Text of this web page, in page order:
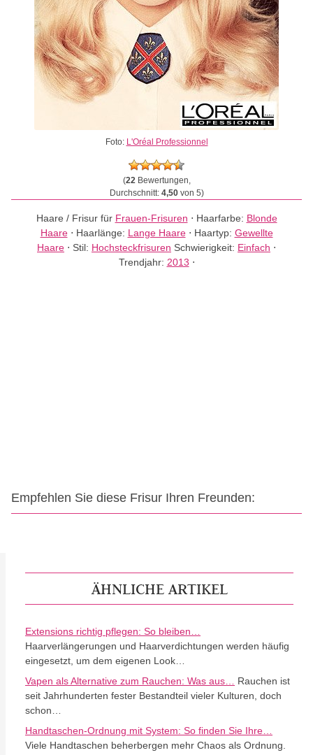
Foto: L'Oréal Professionnel
(22Bewertungen,
Durchschnitt: 4,50von 5)
Haare / Frisur für Frauen-Frisuren ⋅ Haarfarbe: Blonde
Haare⋅ Haarlänge: Lange Haare⋅ Haartyp: Gewellte
Haare ⋅ Stil: Hochsteckfrisuren Schwierigkeit: Einfach ⋅
Trendjahr: 2013 ⋅
Empfehlen Sie diese Frisur Ihren Freunden:
ÄHNLICHE ARTIKEL
Extensions richtig pflegen: So bleiben…
Haarverlängerungen und Haarverdichtungen werden häufig
eingesetzt, um dem eigenen Look…
Vapen als Alternative zum Rauchen: Was aus…
Rauchen ist
seit Jahrhunderten fester Bestandteil vieler Kulturen, doch
schon…
Handtaschen-Ordnung mit System: So finden Sie Ihre…
Viele Handtaschen beherbergen mehr Chaos als Ordnung.